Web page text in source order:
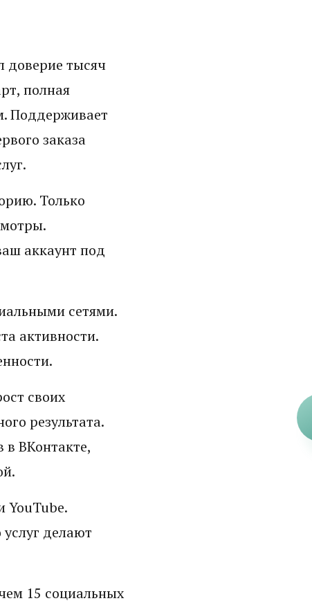
доверие тысяч
полная
Поддерживает
заказа
Только
аккаунт под
сетями.
активности.
своих
результата.
ВКонтакте,
YouTube.
делают
15 социальных